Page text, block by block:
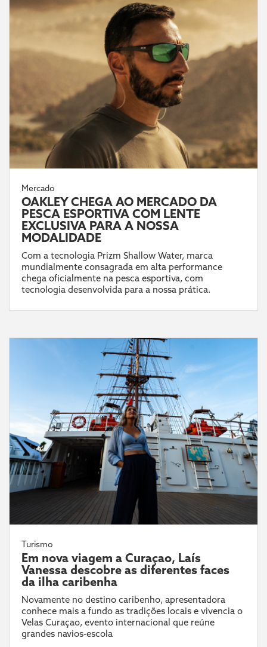
Mercado
OAKLEY CHEGA AO MERCADO DA
PESCA ESPORTIVA COM LENTE
EXCLUSIVA PARA A NOSSA
MODALIDADE
Com a tecnologia Prizm Shallow Water, marca
mundialmente consagrada em alta performance
chega oficialmente na pesca esportiva, com
tecnologia desenvolvida para a nossa prática.
Turismo
Em nova viagem a Curaçao, Laís
Vanessa descobre as diferentes faces
da ilha caribenha
Novamente no destino caribenho, apresentadora
conhece mais a fundo as tradições locais e vivencia o
Velas Curaçao, evento internacional que reúne
grandes navios-escola